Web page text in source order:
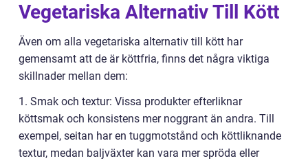
Vegetariska Alternativ Till Kött
Även om alla vegetariska alternativ till kött har
gemensamt att de är köttfria, finns det några viktiga
skillnader mellan dem:
1. Smak och textur: Vissa produkter efterliknar
köttsmak och konsistens mer noggrant än andra. Till
exempel, seitan har en tuggmotstånd och köttliknande
textur, medan baljväxter kan vara mer spröda eller